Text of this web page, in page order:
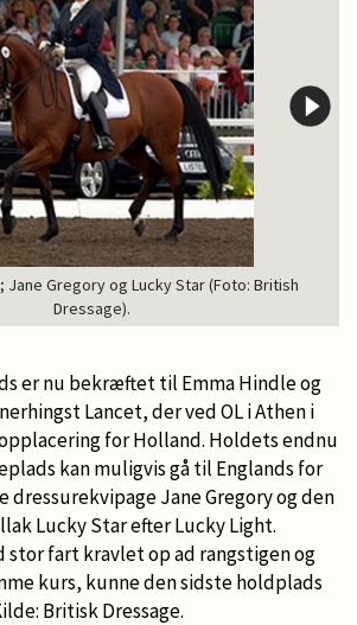
Jane Gregory og Lucky Star (Foto: British
Dressage).
er nu bekræftet til Emma Hindle og
Lancet, der ved OL i Athen i
for Holland. Holdets endnu
kan muligvis gå til Englands for
dressurekvipage Jane Gregory og den
Lucky Star efter Lucky Light.
stor fart kravlet op ad rangstigen og
kurs, kunne den sidste holdplads
Britisk Dressage.